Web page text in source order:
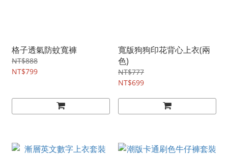
格子透氣防蚊寬褲
NT$888
NT$799
寬版狗狗印花背心上衣(兩
色)
NT$777
NT$699